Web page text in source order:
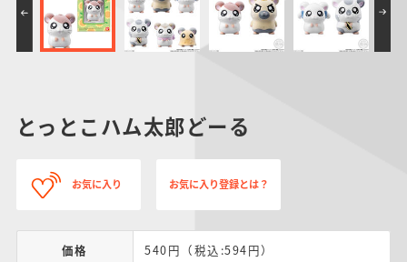
PROJECT R.E.D.・
ポケットモンスター
サンリオキャラクタ
つりグミ SMPシリーズ キャラデコ わ
とっとこハム太郎どーる
お気に入り お気に入り登録とは？
価格 540円（税込:594円）